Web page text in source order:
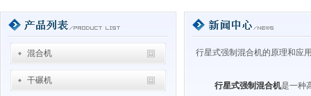
混合机
干碾机
行星式强制混合机的原理和应
行星式强制混合机是一种